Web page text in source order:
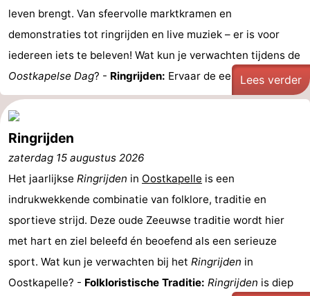
leven brengt. Van sfeervolle marktkramen en
demonstraties tot ringrijden en live muziek – er is voor
iedereen iets te beleven! Wat kun je verwachten tijdens de
Oostkapelse Dag? - Ringrijden: Ervaar de eeuwenoude ...
Lees verder
Ringrijden
zaterdag 15 augustus 2026
Het jaarlijkse Ringrijden in Oostkapelle is een
indrukwekkende combinatie van folklore, traditie en
sportieve strijd. Deze oude Zeeuwse traditie wordt hier
met hart en ziel beleefd én beoefend als een serieuze
sport. Wat kun je verwachten bij het Ringrijden in
Oostkapelle? - Folkloristische Traditie: Ringrijden is diep